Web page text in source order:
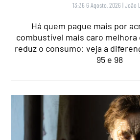
13:36 6 Agosto, 2026 |João
Há quem pague mais por
combustível mais caro melhora
reduz o consumo: veja a
95 e 98